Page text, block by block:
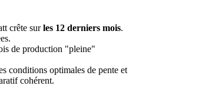
crête surles 12 derniers mois.
de production "pleine"
conditions optimales de pente et
cohérent.